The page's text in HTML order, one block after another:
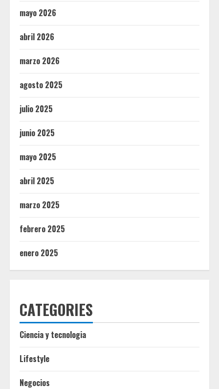
mayo 2026
abril 2026
marzo 2026
agosto 2025
julio 2025
junio 2025
mayo 2025
abril 2025
marzo 2025
febrero 2025
enero 2025
CATEGORIES
Ciencia y tecnologia
Lifestyle
Negocios